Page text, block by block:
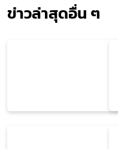
ข่าวล่าสุดอื่น ๆ